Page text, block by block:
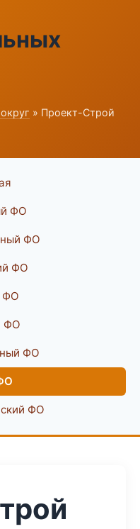
» Проект-Строй
ФО
ФО
ФО
ФО
ФО
ФО
ФО